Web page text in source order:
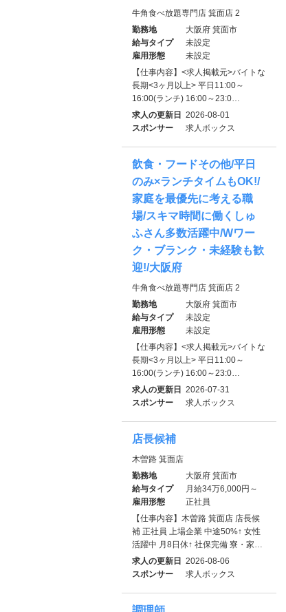
牛角食べ放題専門店 箕面店 2
勤務地
大阪府 箕面市
給与タイプ
未設定
雇用形態
未設定
【仕事内容】<求人掲載元>バイトな
長期<3ヶ月以上> 平日11:00～
16:00(ランチ) 16:00～23:0…
求人の更新日 2026-08-01
スポンサー
求人ボックス
飲食・フードその他/平日
のみ×ランチタイムもOK!/
家庭を最優先に考える職
場/スキマ時間に働くしゅ
ふさん多数活躍中/Wワー
ク・ブランク・未経験も歓
迎!/大阪府
牛角食べ放題専門店 箕面店 2
勤務地
大阪府 箕面市
給与タイプ
未設定
雇用形態
未設定
【仕事内容】<求人掲載元>バイトな
長期<3ヶ月以上> 平日11:00～
16:00(ランチ) 16:00～23:0…
求人の更新日 2026-07-31
スポンサー
求人ボックス
店長候補
木曽路 箕面店
勤務地
大阪府 箕面市
給与タイプ
月給34万6,000円～
雇用形態
正社員
【仕事内容】木曽路 箕面店 店長候
補 正社員 上場企業 中途50%↑ 女性
活躍中 月8日休↑ 社保完備 寮・家…
求人の更新日 2026-08-06
スポンサー
求人ボックス